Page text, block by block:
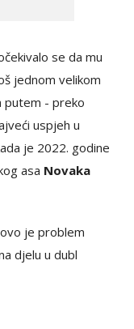
se da mu
jednom velikom
putem - preko
uspjeh u
je 2022. godine
asa Novaka
je problem
djelu u dubl